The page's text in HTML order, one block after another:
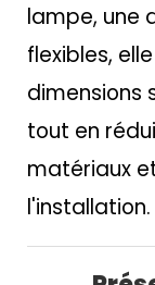
lampe, une
flexibles,
dimensions
tout en
matériaux
l'installation.